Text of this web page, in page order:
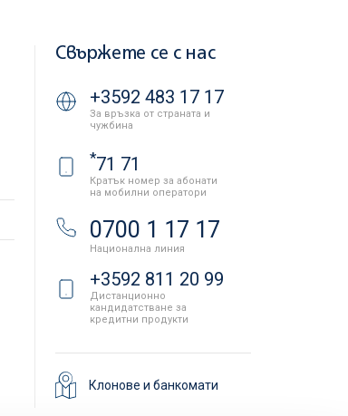
Свържете се с нас
+3592 483 17 17
За връзка от страната и
чужбина
*71 71
Кратък номер за абонати
на мобилни оператори
0700 1 17 17
Национална линия
+3592 811 20 99
Дистанционно
кандидатстване за
кредитни продукти
Клонове и банкомати